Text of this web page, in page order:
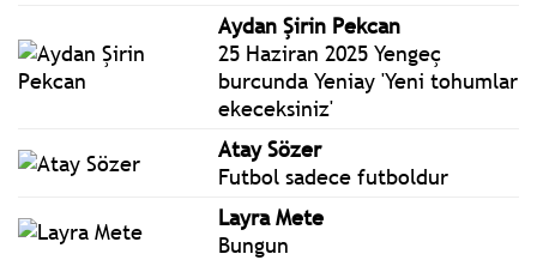
Aydan Şirin Pekcan
25 Haziran 2025 Yengeç
burcunda Yeniay 'Yeni tohumlar
ekeceksiniz'
Atay Sözer
Futbol sadece futboldur
Layra Mete
Bungun